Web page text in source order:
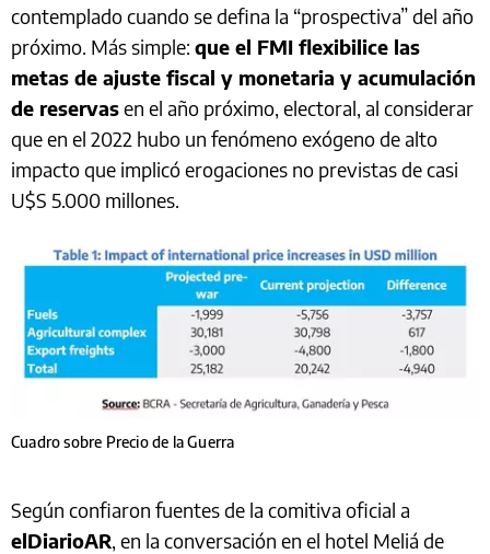
contemplado cuando se defina la “prospectiva” del año
próximo. Más simple: que el FMI flexibilice las
metas de ajuste fiscal y monetaria y acumulación
de reservasen el año próximo, electoral, al considerar
que en el 2022 hubo un fenómeno exógeno de alto
impacto que implicó erogaciones no previstas de casi
U$S 5.000 millones.
Cuadro sobre Precio de la Guerra
Según confiaron fuentes de la comitiva oficial a
elDiarioAR, en la conversación en el hotel Meliá de